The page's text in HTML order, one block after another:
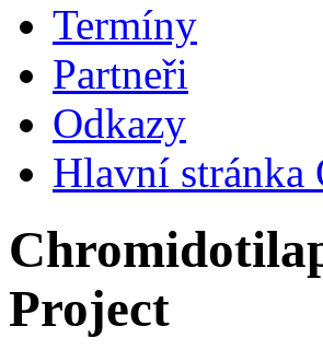
Termíny
Partneři
Odkazy
Hlavní stránka
Project